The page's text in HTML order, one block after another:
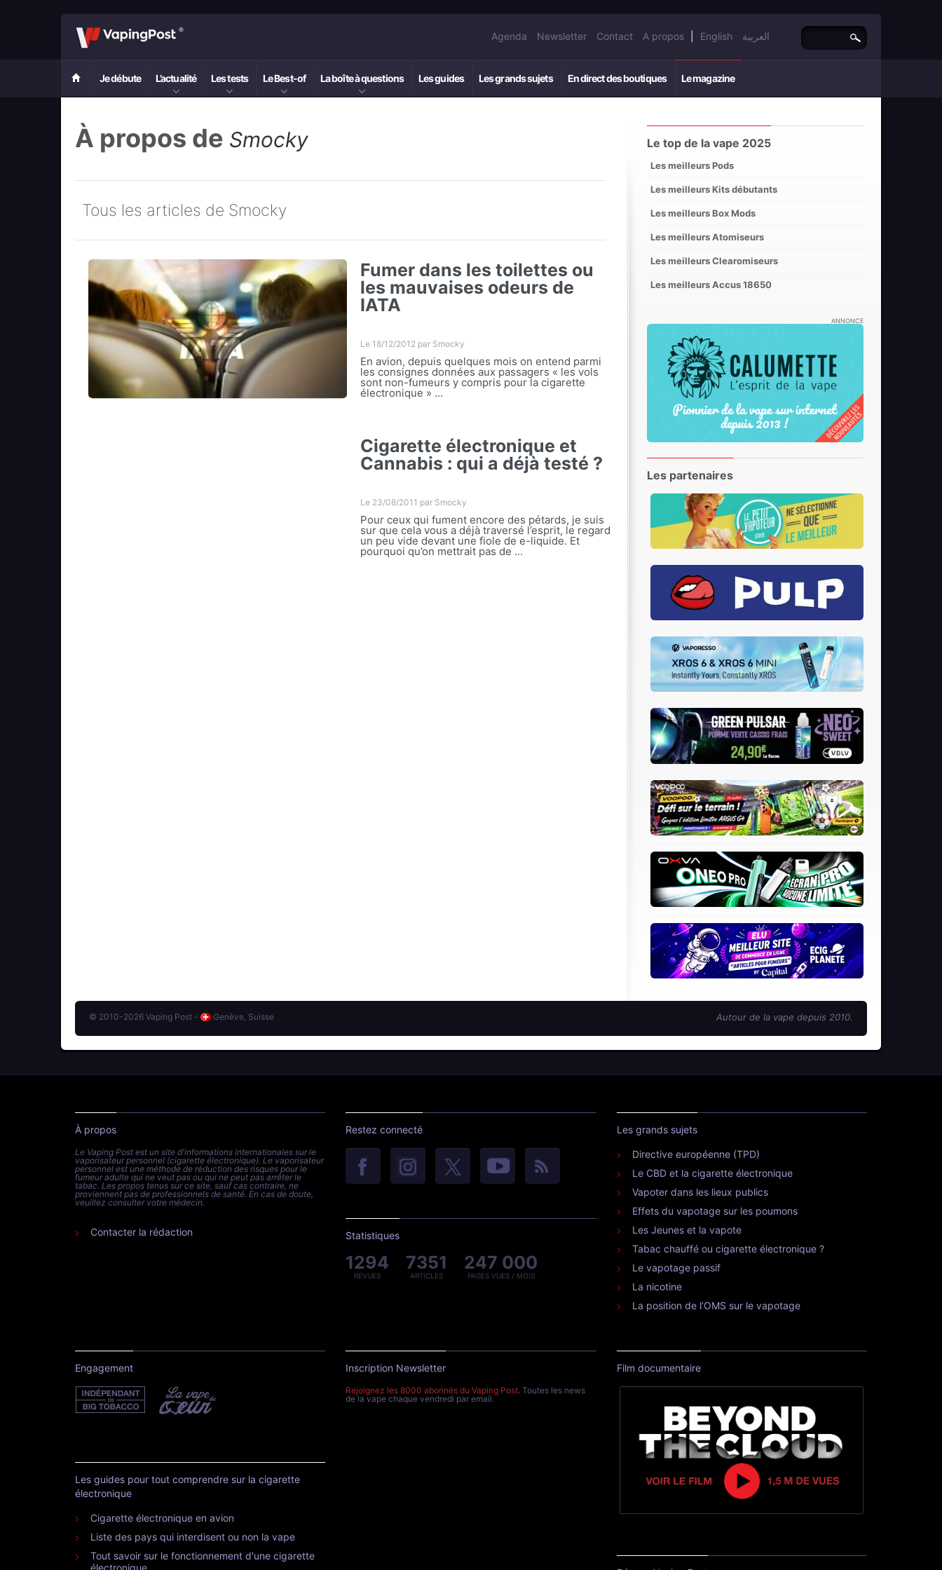
Agenda Newsletter Contact A propos English العربية
Je débute L’actualité Les tests Le Best-of La boîte à questions Les guides Les grands sujets En direct des boutiques Le magazine
À propos de Smocky
Tous les articles de Smocky
Fumer dans les toilettes ou
les mauvaises odeurs de
IATA
Le 18/12/2012 par Smocky
En avion, depuis quelques mois on entend parmi
les consignes données aux passagers « les vols
sont non-fumeurs y compris pour la cigarette
électronique » ...
Cigarette électronique et
Cannabis : qui a déjà testé ?
Le 23/08/2011 par Smocky
Pour ceux qui fument encore des pétards, je suis
sur que cela vous a déjà traversé l’esprit, le regard
un peu vide devant une fiole de e-liquide. Et
pourquoi qu’on mettrait pas de ...
Le top de la vape 2025
Les meilleurs Pods
Les meilleurs Kits débutants
Les meilleurs Box Mods
Les meilleurs Atomiseurs
Les meilleurs Clearomiseurs
Les meilleurs Accus 18650
ANNONCE
Les partenaires
© 2010-2026 Vaping Post - Genève, Suisse Autour de la vape depuis 2010.
À propos
Le Vaping Post est un site d'informations internationales sur le
vaporisateur personnel (cigarette électronique). Le vaporisateur
personnel est une méthode de réduction des risques pour le
fumeur adulte qui ne veut pas ou qui ne peut pas arrêter le
tabac. Les propos tenus sur ce site, sauf cas contraire, ne
proviennent pas de professionnels de santé. En cas de doute,
veuillez consulter votre médecin.
Contacter la rédaction
Restez connecté
Statistiques
1294
REVUES
7351
ARTICLES
247 000
PAGES VUES / MOIS
Les grands sujets
Directive européenne (TPD)
Le CBD et la cigarette électronique
Vapoter dans les lieux publics
Effets du vapotage sur les poumons
Les Jeunes et la vapote
Tabac chauffé ou cigarette électronique ?
Le vapotage passif
La nicotine
La position de l’OMS sur le vapotage
Engagement
Les guides pour tout comprendre sur la cigarette
électronique
Cigarette électronique en avion
Liste des pays qui interdisent ou non la vape
Tout savoir sur le fonctionnement d'une cigarette
électronique
Inscription Newsletter
Rejoignez les 8000 abonnés du Vaping Post. Toutes les news
de la vape chaque vendredi par email.
Film documentaire